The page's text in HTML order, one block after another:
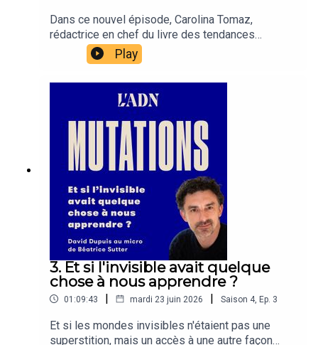
Dans ce nouvel épisode, Carolina Tomaz,
rédactrice en chef du livre des tendances
business, décrypte la formule Shark Ninja : un
empire à 6 milliards de dollars qui a compris
avant tout le monde que l'innovation ne sert à rien
si elle ne résout pas une friction concrète du
quotidien et surtout si elle ne permet pas de faire
une bonne vidéo derrière.
Play
3. Et si l'invisible avait quelque
chose à nous apprendre ?
01:09:43 | mardi 23 juin 2026 | Saison 4, Ep. 3
Et si les mondes invisibles n'étaient pas une
superstition, mais un accès à une autre façon